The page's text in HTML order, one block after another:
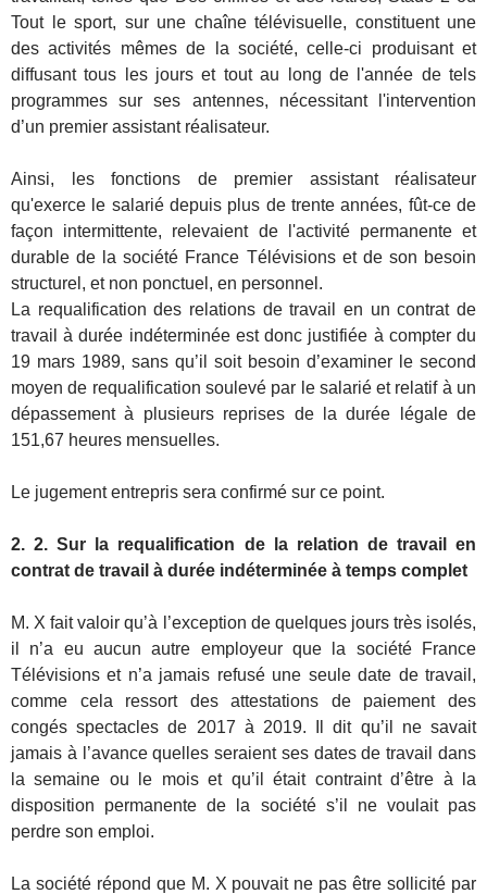
Tout le sport, sur une chaîne télévisuelle, constituent une
des activités mêmes de la société, celle-ci produisant et
diffusant tous les jours et tout au long de l'année de tels
programmes sur ses antennes, nécessitant l'intervention
d’un premier assistant réalisateur.
Ainsi, les fonctions de premier assistant réalisateur
qu'exerce le salarié depuis plus de trente années, fût-ce de
façon intermittente, relevaient de l'activité permanente et
durable de la société France Télévisions et de son besoin
structurel, et non ponctuel, en personnel.
La requalification des relations de travail en un contrat de
travail à durée indéterminée est donc justifiée à compter du
19 mars 1989, sans qu’il soit besoin d’examiner le second
moyen de requalification soulevé par le salarié et relatif à un
dépassement à plusieurs reprises de la durée légale de
151,67 heures mensuelles.
Le jugement entrepris sera confirmé sur ce point.
2. 2. Sur la requalification de la relation de travail en
contrat de travail à durée indéterminée à temps complet
M. X fait valoir qu’à l’exception de quelques jours très isolés,
il n’a eu aucun autre employeur que la société France
Télévisions et n’a jamais refusé une seule date de travail,
comme cela ressort des attestations de paiement des
congés spectacles de 2017 à 2019. Il dit qu’il ne savait
jamais à l’avance quelles seraient ses dates de travail dans
la semaine ou le mois et qu’il était contraint d’être à la
disposition permanente de la société s’il ne voulait pas
perdre son emploi.
La société répond que M. X pouvait ne pas être sollicité par